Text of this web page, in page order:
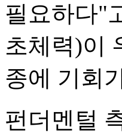
필요하다"
초체력)이
종에 기회
펀더멘털